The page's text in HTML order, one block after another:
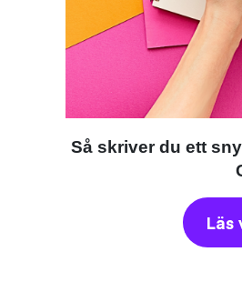
Så skriver du ett
Läs